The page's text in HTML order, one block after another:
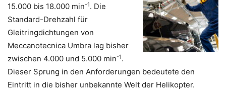
15.000 bis 18.000 min-1. Die
Standard-Drehzahl für
Gleitringdichtungen von
Meccanotecnica Umbra lag bisher
zwischen 4.000 und 5.000 min-1.
Dieser Sprung in den Anforderungen bedeutete den
Eintritt in die bisher unbekannte Welt der Helikopter.